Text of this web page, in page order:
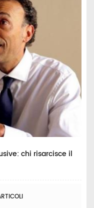
chi risarcisce il